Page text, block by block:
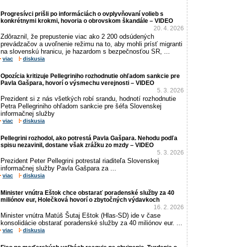
Progresívci prišli po informáciách o ovplyvňovaní volieb s
konkrétnymi krokmi, hovoria o obrovskom škandále – VIDEO
20. 4. 2026
Zdôraznil, že prepustenie viac ako 2 200 odsúdených
prevádzačov a uvoľnenie režimu na to, aby mohli prísť migranti
na slovenskú hranicu, je hazardom s bezpečnosťou SR, ...
viac diskusia
Opozícia kritizuje Pellegriniho rozhodnutie ohľadom sankcie pre
Pavla Gašpara, hovorí o výsmechu verejnosti – VIDEO
5. 3. 2026
Prezident si z nás všetkých robí srandu, hodnotí rozhodnutie
Petra Pellegriniho ohľadom sankcie pre šéfa Slovenskej
informačnej služby
viac diskusia
Pellegrini rozhodol, ako potrestá Pavla Gašpara. Nehodu podľa
spisu nezavinil, dostane však zrážku zo mzdy – VIDEO
5. 3. 2026
Prezident Peter Pellegrini potrestal riaditeľa Slovenskej
informačnej služby Pavla Gašpara za ...
viac diskusia
Minister vnútra Eštok chce obstarať poradenské služby za 40
miliónov eur, Holečková hovorí o zbytočných výdavkoch
16. 2. 2026
Minister vnútra Matúš Šutaj Eštok (Hlas-SD) ide v čase
konsolidácie obstarať poradenské služby za 40 miliónov eur. ...
viac diskusia